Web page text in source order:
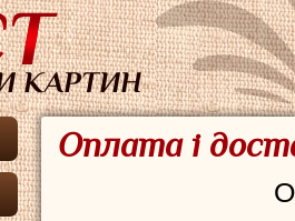
Оплата і